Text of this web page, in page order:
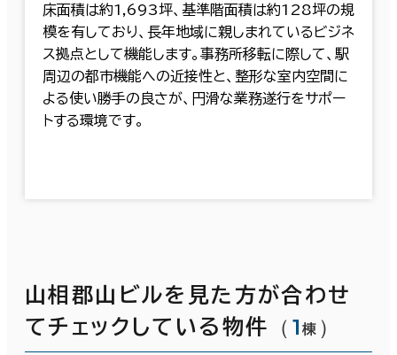
床面積は約1,693坪、基準階面積は約128坪の規
模を有しており、長年地域に親しまれているビジネ
ス拠点として機能します。事務所移転に際して、駅
周辺の都市機能への近接性と、整形な室内空間に
よる使い勝手の良さが、円滑な業務遂行をサポー
トする環境です。
山相郡山ビルを見た方が合わせ
てチェックしている物件
（ 1棟 ）